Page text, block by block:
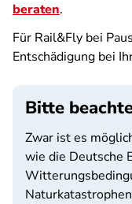
beraten.
Für Rail&Fly bei
Entschädigung bei
Bitte
Zwar ist es
wie die Deutsche